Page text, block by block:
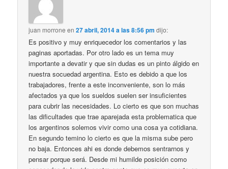
juan morrone en27 abril, 2014 a las 8:56 pm dijo:
Es positivo y muy enriquecedor los comentarios y las
paginas aportadas. Por otro lado es un tema muy
importante a devatir y que sin dudas es un pinto álgido en
nuestra socuedad argentina. Esto es debido a que los
trabajadores, frente a este inconveniente, son lo más
afectados ya que los sueldos suelen ser insuficientes
para cubrir las necesidades. Lo cierto es que son muchas
las dificultades que trae aparejada esta problematica que
los argentinos solemos vivir como una cosa ya cotidiana.
En segundo temino lo cierto es que la misma sube pero
no baja. Entonces ahi es donde debemos sentrarnos y
pensar porque será. Desde mi humilde posición como